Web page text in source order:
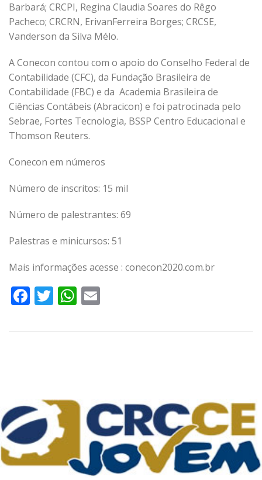
Barbará; CRCPI, Regina Claudia Soares do Rêgo
Pacheco; CRCRN, ErivanFerreira Borges; CRCSE,
Vanderson da Silva Mélo.
AConecon contou com o apoio do Conselho Federal de
Contabilidade (CFC), da Fundação Brasileira de
Contabilidade (FBC) e da Academia Brasileira de
Ciências Contábeis (Abracicon) e foi patrocinada pelo
Sebrae, Fortes Tecnologia, BSSP Centro Educacional e
Thomson Reuters.
Conecon em números
Número de inscritos: 15 mil
Número de palestrantes: 69
Palestras e minicursos: 51
Mais informações acesse : conecon2020.com.br
Facebook
TwitterWhatsApp